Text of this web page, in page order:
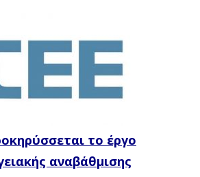
το έργο
αναβάθμισης